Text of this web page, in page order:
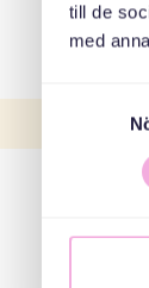
till de
med